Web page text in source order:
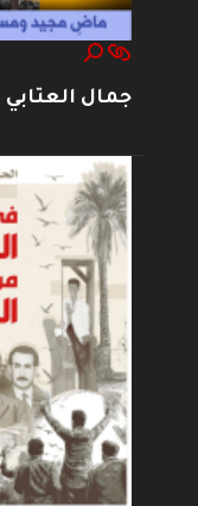
جمال العتابي